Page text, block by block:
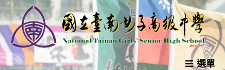
跳
轉
至
主
要
選單